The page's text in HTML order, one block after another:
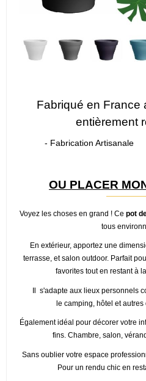
Fabriqué en France
entièrement
- Fabrication
OU PLACER
Voyez les choses en grand ! Ce pot
tous
En extérieur, apportez une
terrasse, et salon outdoor. Parfait
favorites tout en restant à
Il s'adapte aux lieux personnels
le camping, hôtel et
Également idéal pour décorer votre
fins. Chambre, salon,
Sans oublier votre espace
Pour un rendu chic en